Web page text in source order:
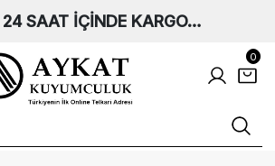
24 SAAT İÇİNDE KARGO…
0